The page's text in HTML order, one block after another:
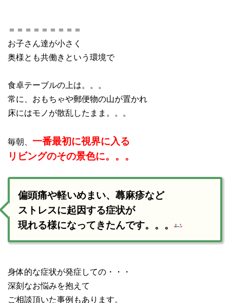
＝＝＝＝＝＝＝＝＝
お子さん達が小さく
奥様とも共働きという環境で
食卓テーブルの上は。。。
常に、おもちゃや郵便物の山が置かれ
床にはモノが散乱したまま。。。
毎朝、 一番最初に視界に入る
リビングのその景色に。。。
偏頭痛や軽いめまい、蕁麻疹など
ストレスに起因する症状が
現れる様になってきたんです。。。
身体的な症状が発症しての・・・
深刻なお悩みを抱えて
ご相談頂いた事例もあります。